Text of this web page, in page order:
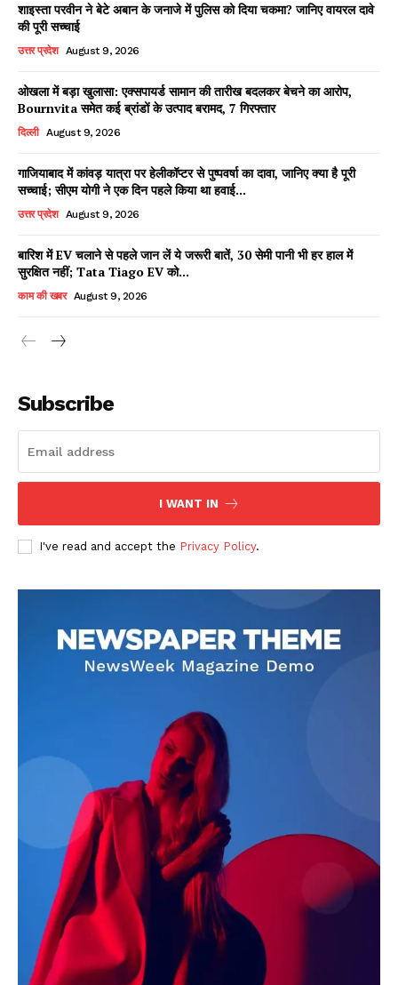
Facebook
X WhatsApp
Share
Read Latest News on AIN
DOWNLOAD NOW
AIN NEWS 1
Contact Us
About Us
Privacy Policy
Terms of Use Agreement
Facebook
X WhatsApp
Share
शाइस्ता परवीन ने बेटे अबान के जनाजे में पुलिस को दिया चकमा? जानिए वायरल दावे
की पूरी सच्चाई
उत्तर प्रदेश August 9, 2026
ओखला में बड़ा खुलासा: एक्सपायर्ड सामान की तारीख बदलकर बेचने का आरोप,
Bournvita समेत कई ब्रांडों के उत्पाद बरामद, 7 गिरफ्तार
दिल्ली August 9, 2026
गाजियाबाद में कांवड़ यात्रा पर हेलीकॉप्टर से पुष्पवर्षा का दावा, जानिए क्या है पूरी
सच्चाई; सीएम योगी ने एक दिन पहले किया था हवाई...
उत्तर प्रदेश August 9, 2026
बारिश में EV चलाने से पहले जान लें ये जरूरी बातें, 30 सेमी पानी भी हर हाल में
सुरक्षित नहीं; Tata Tiago EV को...
काम की खबर August 9, 2026
Subscribe
I WANT IN
I've read and accept the Privacy Policy.